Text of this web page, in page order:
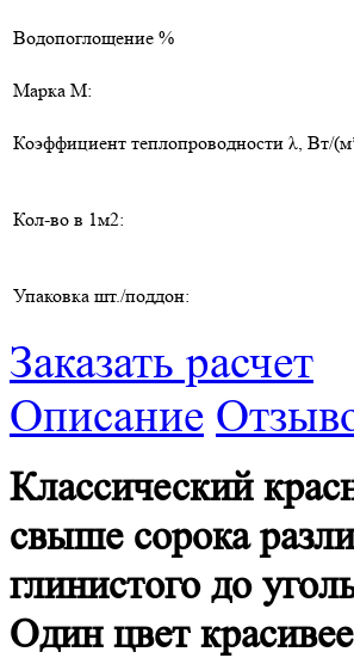
Водопоглощение %
Марка М:
Коэффициент теплопроводности λ, Вт/
Кол-во в 1м2:
Упаковка шт./поддон:
Заказать расчет
Описание
Классический
свыше сорока
глинистого до
Один цвет